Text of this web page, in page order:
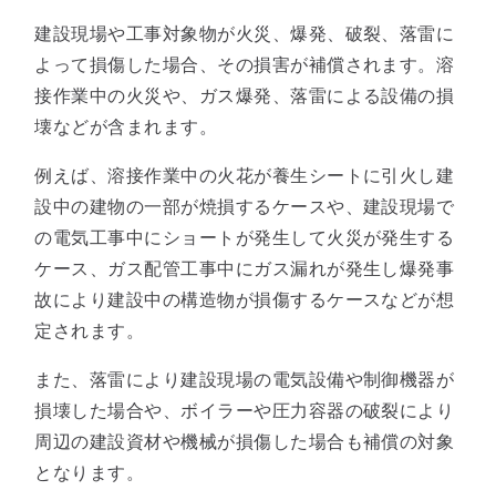
建設現場や工事対象物が火災、爆発、破裂、落雷に
よって損傷した場合、その損害が補償されます。溶
接作業中の火災や、ガス爆発、落雷による設備の損
壊などが含まれます。
例えば、溶接作業中の火花が養生シートに引火し建
設中の建物の一部が焼損するケースや、建設現場で
の電気工事中にショートが発生して火災が発生する
ケース、ガス配管工事中にガス漏れが発生し爆発事
故により建設中の構造物が損傷するケースなどが想
定されます。
また、落雷により建設現場の電気設備や制御機器が
損壊した場合や、ボイラーや圧力容器の破裂により
周辺の建設資材や機械が損傷した場合も補償の対象
となります。